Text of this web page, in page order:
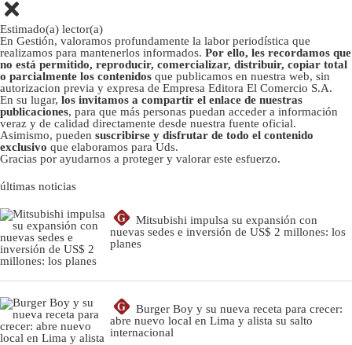
Estimado(a) lector(a)
En Gestión, valoramos profundamente la labor periodística que
realizamos para mantenerlos informados. Por ello, les recordamos que
no está permitido, reproducir, comercializar, distribuir, copiar total
o parcialmente los contenidos que publicamos en nuestra web, sin
autorizacion previa y expresa de Empresa Editora El Comercio S.A.
En su lugar, los invitamos a compartir el enlace de nuestras
publicaciones, para que más personas puedan acceder a información
veraz y de calidad directamente desde nuestra fuente oficial.
Asimismo, pueden suscribirse y disfrutar de todo el contenido
exclusivo que elaboramos para Uds.
Gracias por ayudarnos a proteger y valorar este esfuerzo.
últimas noticias
G
Mitsubishi impulsa su expansión con
nuevas sedes e inversión de US$ 2 millones: los
planes
G
Burger Boy y su nueva receta para crecer:
abre nuevo local en Lima y alista su salto
internacional